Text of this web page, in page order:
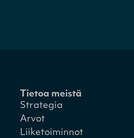
Tietoa meistä
Strategia
Arvot
Liiketoiminnot